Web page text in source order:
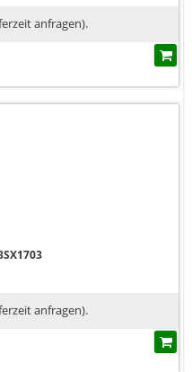
anfragen).
anfragen).